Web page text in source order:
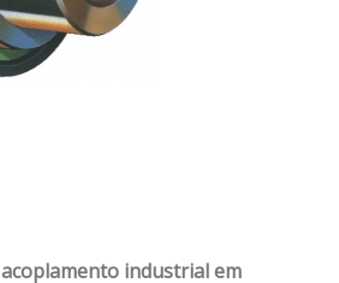
acoplamento industrial em